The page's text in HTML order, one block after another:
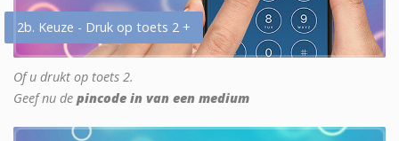
2b. Keuze - Druk op toets 2 +
Of u drukt op toets 2.
Geef nu de pincode in van een medium